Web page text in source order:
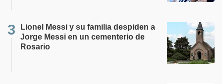
Lionel Messi y su familia despiden a
Jorge Messi en un cementerio de
Rosario